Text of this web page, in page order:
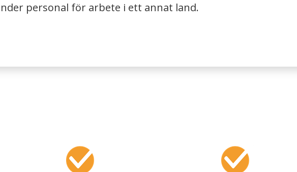
personal för arbete i ett annat land.